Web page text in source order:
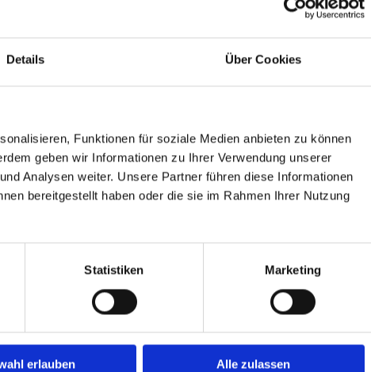
Details Über Cookies
Funktionen für soziale Medien anbieten zu können
geben wir Informationen zu Ihrer Verwendung unserer
Analysen weiter. Unsere Partner führen diese Informationen
bereitgestellt haben oder die sie im Rahmen Ihrer Nutzung
Statistiken Marketing
erlauben Alle zulassen
Sie schauen nicht weg und unterstützen die
mit Ihren vielseitigen Spenden.
Im Namen des Kinderzentrums möchten wir
herzlich bedanken, dass Sie uns helfen zu helfen.